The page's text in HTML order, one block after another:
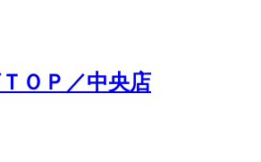
ＯＰ／中央店